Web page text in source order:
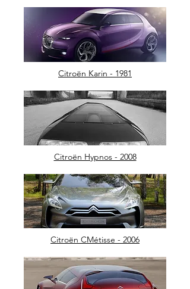
Citroën Karin - 1981
Citroën Hypnos - 2008
Citroën CMétisse - 2006